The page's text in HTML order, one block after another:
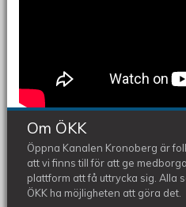
Om ÖKK
Öppna Kanalen Kronoberg är
att vi finns till för att ge
plattform att få uttrycka sig. Alla
ÖKK ha möjligheten att göra det.